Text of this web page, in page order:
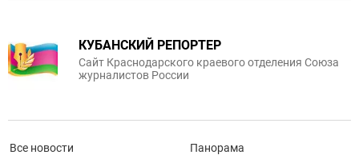
КУБАНСКИЙ РЕПОРТЕР
Сайт Краснодарского краевого отделения Союза
журналистов России
Все новости Панорама